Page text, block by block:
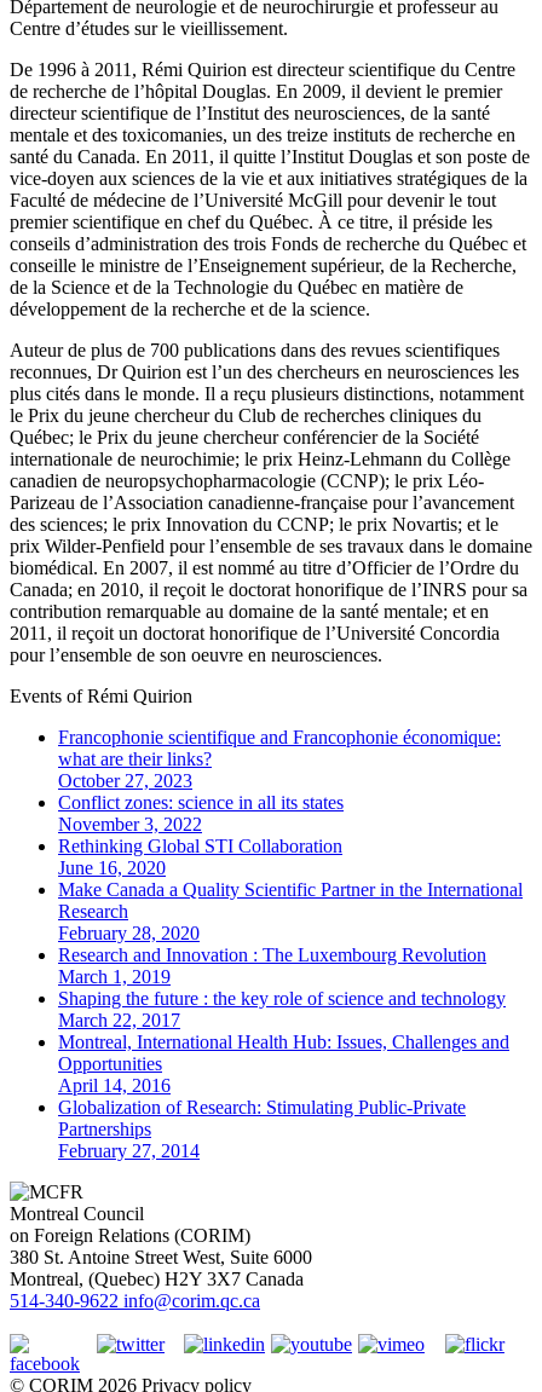
Département de neurologie et de neurochirurgie et professeur au
Centre d’études sur le vieillissement.
De 1996 à 2011, Rémi Quirion est directeur scientifique du Centre
de recherche de l’hôpital Douglas. En 2009, il devient le premier
directeur scientifique de l’Institut des neurosciences, de la santé
mentale et des toxicomanies, un des treize instituts de recherche en
santé du Canada. En 2011, il quitte l’Institut Douglas et son poste de
vice-doyen aux sciences de la vie et aux initiatives stratégiques de la
Faculté de médecine de l’Université McGill pour devenir le tout
premier scientifique en chef du Québec. À ce titre, il préside les
conseils d’administration des trois Fonds de recherche du Québec et
conseille le ministre de l’Enseignement supérieur, de la Recherche,
de la Science et de la Technologie du Québec en matière de
développement de la recherche et de la science.
Auteur de plus de 700 publications dans des revues scientifiques
reconnues, Dr Quirion est l’un des chercheurs en neurosciences les
plus cités dans le monde. Il a reçu plusieurs distinctions, notamment
le Prix du jeune chercheur du Club de recherches cliniques du
Québec; le Prix du jeune chercheur conférencier de la Société
internationale de neurochimie; le prix Heinz-Lehmann du Collège
canadien de neuropsychopharmacologie (CCNP); le prix Léo-
Parizeau de l’Association canadienne-française pour l’avancement
des sciences; le prix Innovation du CCNP; le prix Novartis; et le
prix Wilder-Penfield pour l’ensemble de ses travaux dans le domaine
biomédical. En 2007, il est nommé au titre d’Officier de l’Ordre du
Canada; en 2010, il reçoit le doctorat honorifique de l’INRS pour sa
contribution remarquable au domaine de la santé mentale; et en
2011, il reçoit un doctorat honorifique de l’Université Concordia
pour l’ensemble de son oeuvre en neurosciences.
Events ofRémi Quirion
Francophonie scientifique and Francophonie économique:
what are their links?
October 27, 2023
Conflict zones: science in all its states
November 3, 2022
Rethinking Global STI Collaboration
June 16, 2020
Make Canada a Quality Scientific Partner in the International
Research
February 28, 2020
Research and Innovation : The Luxembourg Revolution
March 1, 2019
Shaping the future : the key role of science and technology
March 22, 2017
Montreal, International Health Hub: Issues, Challenges and
Opportunities
April 14, 2016
Globalization of Research: Stimulating Public-Private
Partnerships
February 27, 2014
Montreal Council
on Foreign Relations (CORIM)
380 St. Antoine Street West, Suite 6000
Montreal, (Quebec) H2Y 3X7 Canada
514-340-9622 info@corim.qc.ca
© CORIM 2026 Privacy policy